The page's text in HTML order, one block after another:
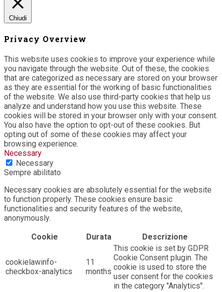
Chiudi
Privacy Overview
This website uses cookies to improve your experience while
you navigate through the website. Out of these, the cookies
that are categorized as necessary are stored on your browser
as they are essential for the working of basic functionalities
of the website. We also use third-party cookies that help us
analyze and understand how you use this website. These
cookies will be stored in your browser only with your consent.
You also have the option to opt-out of these cookies. But
opting out of some of these cookies may affect your
browsing experience.
Necessary
Necessary
Sempre abilitato
Necessary cookies are absolutely essential for the website
to function properly. These cookies ensure basic
functionalities and security features of the website,
anonymously.
Cookie
Durata Descrizione
cookielawinfo-
checkbox-analytics
11
months
This cookie is set by GDPR
Cookie Consent plugin. The
cookie is used to store the
user consent for the cookies
in the category "Analytics".